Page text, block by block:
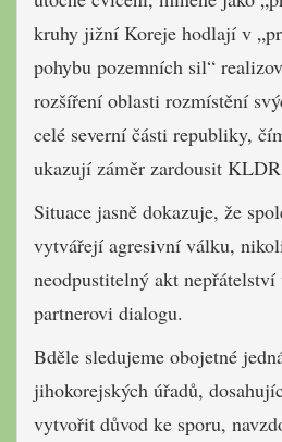
kruhy jižní Koreje hodlají v
pohybu pozemních sil“
rozšíření oblasti rozmístění
celé severní části republiky,
ukazují záměr zardousit
Situace jasně dokazuje, že
vytvářejí agresivní válku,
neodpustitelný akt
partnerovi dialogu.
Bděle sledujeme obojetné
jihokorejských úřadů,
vytvořit důvod ke sporu,